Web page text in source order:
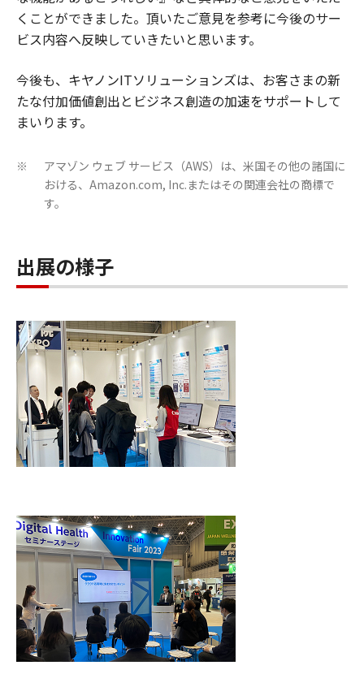
くことができました。頂いたご意見を参考に今後のサー
ビス内容へ反映していきたいと思います。
今後も、キヤノンITソリューションズは、お客さまの新
たな付加価値創出とビジネス創造の加速をサポートして
まいります。
※
アマゾン ウェブ サービス（AWS）は、米国その他の諸国に
おける、Amazon.com, Inc.またはその関連会社の商標で
す。
出展の様子